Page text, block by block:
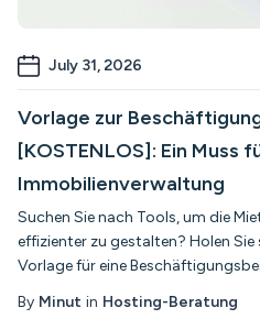
July 31, 2026
Vorlage zur
[KOSTENLOS]: Ein Muss
Immobilienverwaltung
Suchen Sie nach Tools, um die
effizienter zu gestalten? Holen
Vorlage für eine
By Minut in Hosting-Beratung